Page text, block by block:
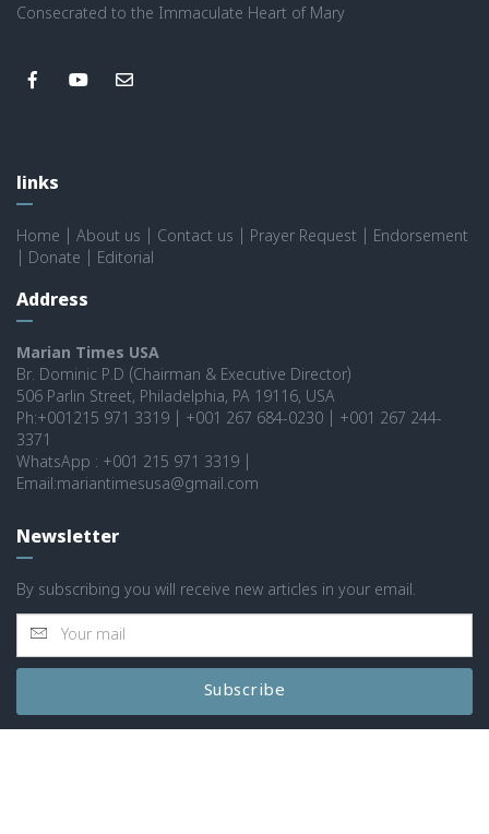
Consecrated to the Immaculate Heart of Mary
links
Home About us Contact us Prayer Request
Endorsement
Donate Editorial
Address
Marian Times USA
Br. Dominic P.D (Chairman & Executive Director)
506 Parlin Street, Philadelphia, PA 19116, USA
Ph:+001215 971 3319 | +001 267 684-0230 | +001 267 244-
3371
WhatsApp : +001 215 971 3319 |
Email:mariantimesusa@gmail.com
Newsletter
By subscribing you will receive new articles in your email.
Subscribe